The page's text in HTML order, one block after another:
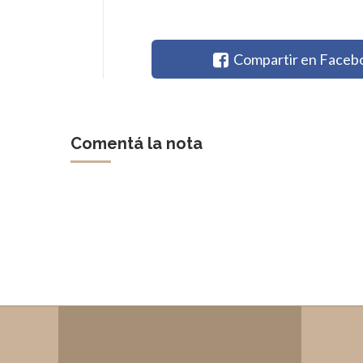
Compartir en
Comentá la nota